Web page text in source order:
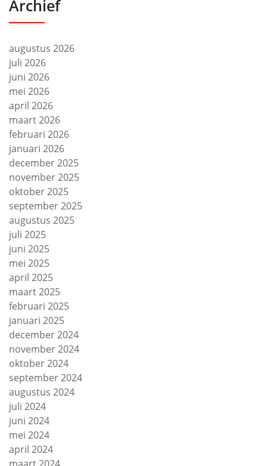
Archief
augustus 2026
juli 2026
juni 2026
mei 2026
april 2026
maart 2026
februari 2026
januari 2026
december 2025
november 2025
oktober 2025
september 2025
augustus 2025
juli 2025
juni 2025
mei 2025
april 2025
maart 2025
februari 2025
januari 2025
december 2024
november 2024
oktober 2024
september 2024
augustus 2024
juli 2024
juni 2024
mei 2024
april 2024